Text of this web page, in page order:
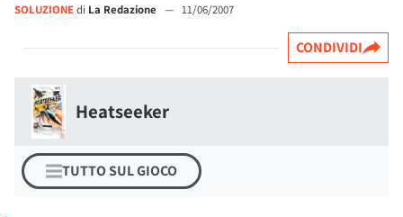
SOLUZIONEdi La Redazione — 11/06/2007
CONDIVIDI
Heatseeker
TUTTO SUL GIOCO